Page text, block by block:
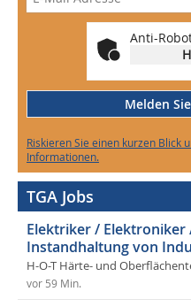
Anti-
Melden
Riskieren Sie einen kurzen Blick
Informationen.
TGA Jobs
Elektriker /
Instandhaltung von
H-O-T Härte- und
vor 59 Min.